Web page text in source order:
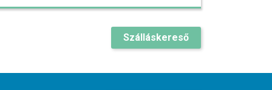
Szálláskereső